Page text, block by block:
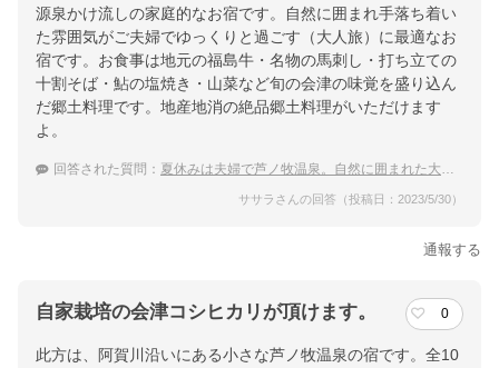
源泉かけ流しの家庭的なお宿です。自然に囲まれ手落ち着い
た雰囲気がご夫婦でゆっくりと過ごす（大人旅）に最適なお
宿です。お食事は地元の福島牛・名物の馬刺し・打ち立ての
十割そば・鮎の塩焼き・山菜など旬の会津の味覚を盛り込ん
だ郷土料理です。地産地消の絶品郷土料理がいただけます
よ。
回答された質問： 夏休みは夫婦で芦ノ牧温泉。自然に囲まれた大人旅と地元の料理を堪能したい
ササラさんの回答（投稿日：2023/5/30）
通報する
自家栽培の会津コシヒカリが頂けます。 0
此方は、阿賀川沿いにある小さな芦ノ牧温泉の宿です。全10